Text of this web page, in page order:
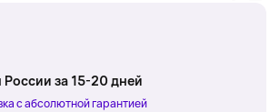
за 15-20 дней
с абсолютной гарантией